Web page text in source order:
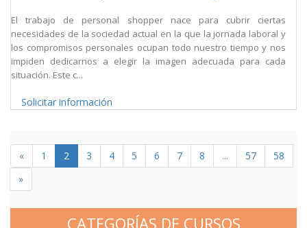
El trabajo de personal shopper nace para cubrir ciertas
necesidades de la sociedad actual en la que la jornada laboral y
los compromisos personales ocupan todo nuestro tiempo y nos
impiden dedicarnos a elegir la imagen adecuada para cada
situación. Este c...
Solicitar información
« 1 2 3 4 5 6 7 8 ... 57
58
»
CATEGORÍAS DE CURSOS